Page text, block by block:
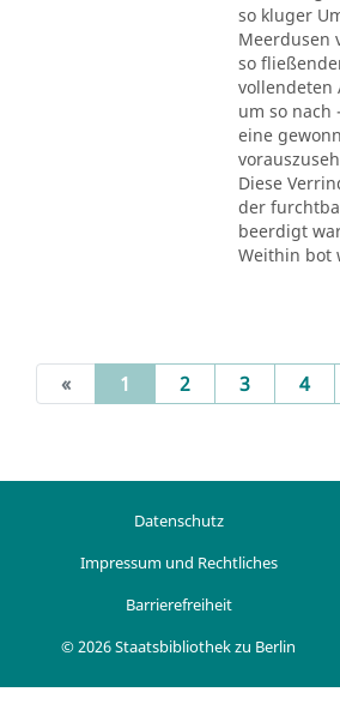
so kluger
Meerdusen
so
vollendeten
um so nach
eine
Diese
der
beerdigt
Weithin bot
« 1 (current)
2 3 4
Datenschutz
Impressum und Rechtliches
Barrierefreiheit
© 2026 Staatsbibliothek zu Berlin